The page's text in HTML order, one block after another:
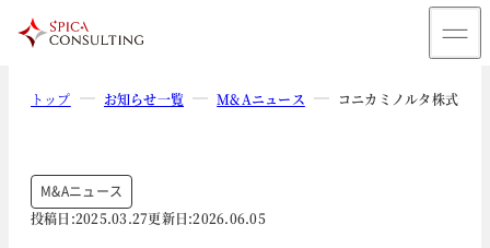
トップ お知らせ一覧 M&Aニュース コニカミノルタ株式会
M&Aニュース
投稿日:2025.03.27更新日:2026.06.05